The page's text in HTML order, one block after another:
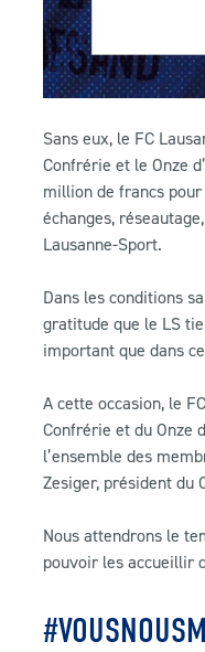
Sans eux, le FC
Confrérie et le Onze
million de francs
échanges,
Lausanne-Sport.
Dans les conditions
gratitude que le LS
important que dans
A cette occasion, le
Confrérie et du Onze
l’ensemble des
Zesiger, président du
Nous attendrons le
pouvoir les accueillir